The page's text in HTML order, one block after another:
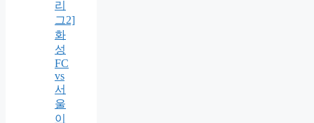
리
그2]
화
성
FC
vs
서
울
이